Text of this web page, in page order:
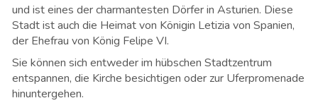
und ist eines der charmantesten Dörfer in Asturien. Diese
Stadt ist auch die Heimat von Königin Letizia von Spanien,
der Ehefrau von König Felipe VI.
Sie können sich entweder im hübschen Stadtzentrum
entspannen, die Kirche besichtigen oder zur Uferpromenade
hinuntergehen.